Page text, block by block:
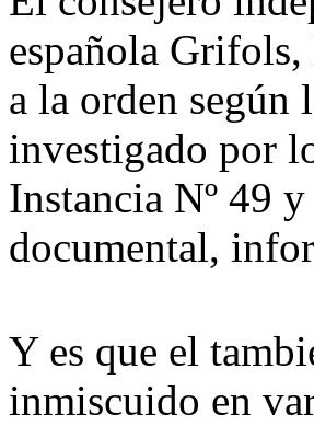
española
a la orden según
investigado por
Instancia Nº 49
documental,
Y es que el
inmiscuido en